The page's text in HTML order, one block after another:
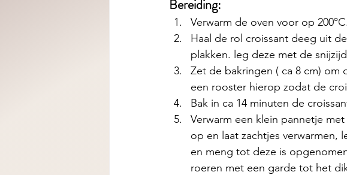
Bereiding:
Verwarm de oven voor op 200ºC.
Haal de rol croissant deeg uit
plakken. leg deze met de
Zet de bakringen ( ca 8 cm) om
een rooster hierop zodat de
Bak in ca 14 minuten de
Verwarm een klein pannetje
op en laat zachtjes
en meng tot deze is
roeren met een garde tot het